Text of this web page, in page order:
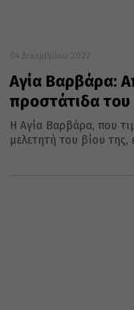
04 Δεκεμβρίου 2022
Αγία Βαρβάρα:
προστάτιδα
H Αγία Βαρβάρα, που
μελετητή του βίου